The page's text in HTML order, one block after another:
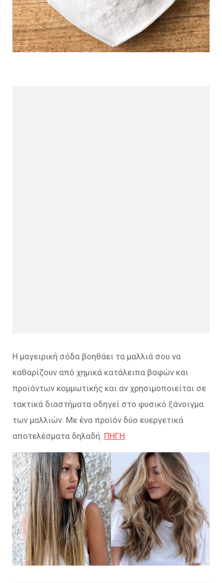
Η μαγειρική σόδα βοηθάει τα μαλλιά σου να
καθαρίζουν από χημικά κατάλειπα βαφών και
προϊόντων κομμωτικής και αν χρησιμοποιείται σε
τακτικά διαστήματα οδηγεί στο φυσικό ξάνοιγμα
των μαλλιών. Με ένα προϊόν δύο ευεργετικά
αποτελέσματα δηλαδή. ΠΗΓΗ